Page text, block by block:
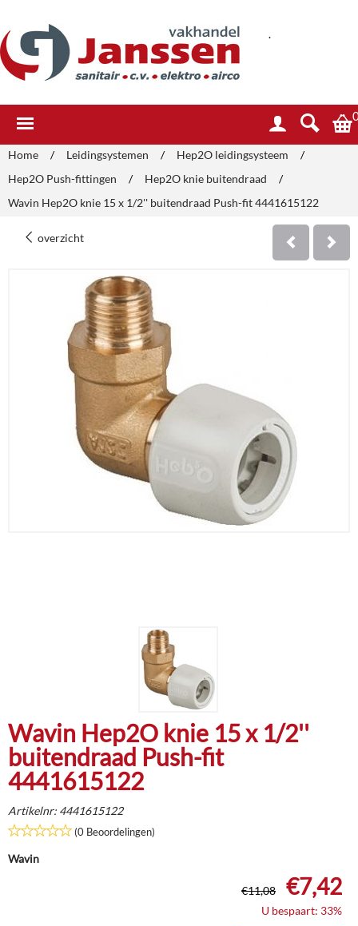
.
Home / Leidingsystemen / Hep2O leidingsysteem
/
Hep2O Push-fittingen
/ Hep2O knie buitendraad
/
Wavin Hep2O knie 15 x 1/2'' buitendraad Push-fit 4441615122
overzicht
Wavin Hep2O knie 15 x 1/2''
buitendraad Push-fit
4441615122
Artikelnr: 4441615122
(0 Beoordelingen)
Wavin
€11,08 €7,42
U bespaart: 33%